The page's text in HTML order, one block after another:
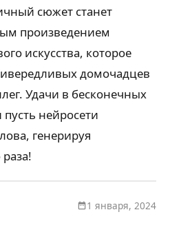
сюжет станет
произведением
искусства, которое
домочадцев
Удачи в бесконечных
нейросети
генерируя
1 января, 2024